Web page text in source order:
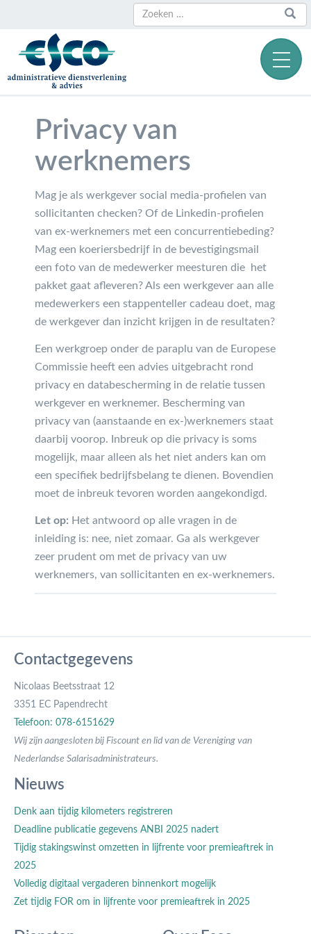
Zoeken
Zoeken
naar:
Privacy van
werknemers
Mag je als werkgever social media-profielen van
sollicitanten checken? Of de Linkedin-profielen
van ex-werknemers met een concurrentiebeding?
Mag een koeriersbedrijf in de bevestigingsmail
een foto van de medewerker meesturen die het
pakket gaat afleveren? Als een werkgever aan alle
medewerkers een stappenteller cadeau doet, mag
de werkgever dan inzicht krijgen in de resultaten?
Een werkgroep onder de paraplu van de Europese
Commissie heeft een advies uitgebracht rond
privacy en databescherming in de relatie tussen
werkgever en werknemer. Bescherming van
privacy van (aanstaande en ex-)werknemers staat
daarbij voorop. Inbreuk op die privacy is soms
mogelijk, maar alleen als het niet anders kan om
een specifiek bedrijfsbelang te dienen. Bovendien
moet de inbreuk tevoren worden aangekondigd.
Let op: Het antwoord op alle vragen in de
inleiding is: nee, niet zomaar. Ga als werkgever
zeer prudent om met de privacy van uw
werknemers, van sollicitanten en ex-werknemers.
Contactgegevens
Nicolaas Beetsstraat 12
3351 EC Papendrecht
Telefoon: 078-6151629
Wij zijn aangesloten bij Fiscount en lid van de Vereniging van
Nederlandse Salarisadministrateurs.
Nieuws
Denk aan tijdig kilometers registreren
Deadline publicatie gegevens ANBI 2025 nadert
Tijdig stakingswinst omzetten in lijfrente voor premieaftrek in
2025
Volledig digitaal vergaderen binnenkort mogelijk
Zet tijdig FOR om in lijfrente voor premieaftrek in 2025